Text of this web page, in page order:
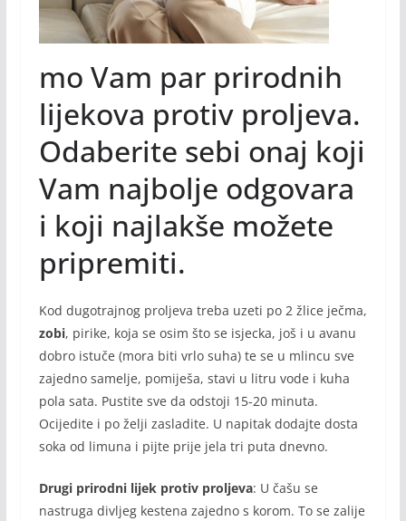
mo Vam par prirodnih
lijekova protiv proljeva.
Odaberite sebi onaj koji
Vam najbolje odgovara
i koji najlakše možete
pripremiti.
Kod dugotrajnog proljeva treba uzeti po 2 žlice ječma,
zobi, pirike, koja se osim što se isjecka, još i u avanu
dobro istuče (mora biti vrlo suha) te se u mlincu sve
zajedno samelje, pomiješa, stavi u litru vode i kuha
pola sata. Pustite sve da odstoji 15-20 minuta.
Ocijedite i po želji zasladite. U napitak dodajte dosta
soka od limuna i pijte prije jela tri puta dnevno.
Drugi prirodni lijek protiv proljeva: U čašu se
nastruga divljeg kestena zajedno s korom. To se zalije